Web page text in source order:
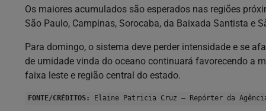
Os maiores acumulados são esperados nas regiões
São Paulo, Campinas, Sorocaba, da Baixada Santista e
Para domingo, o sistema deve perder intensidade e se
de umidade vinda do oceano continuará favorecendo a
faixa leste e região central do estado.
FONTE/CRÉDITOS: Elaine Patricia Cruz – Repórter da